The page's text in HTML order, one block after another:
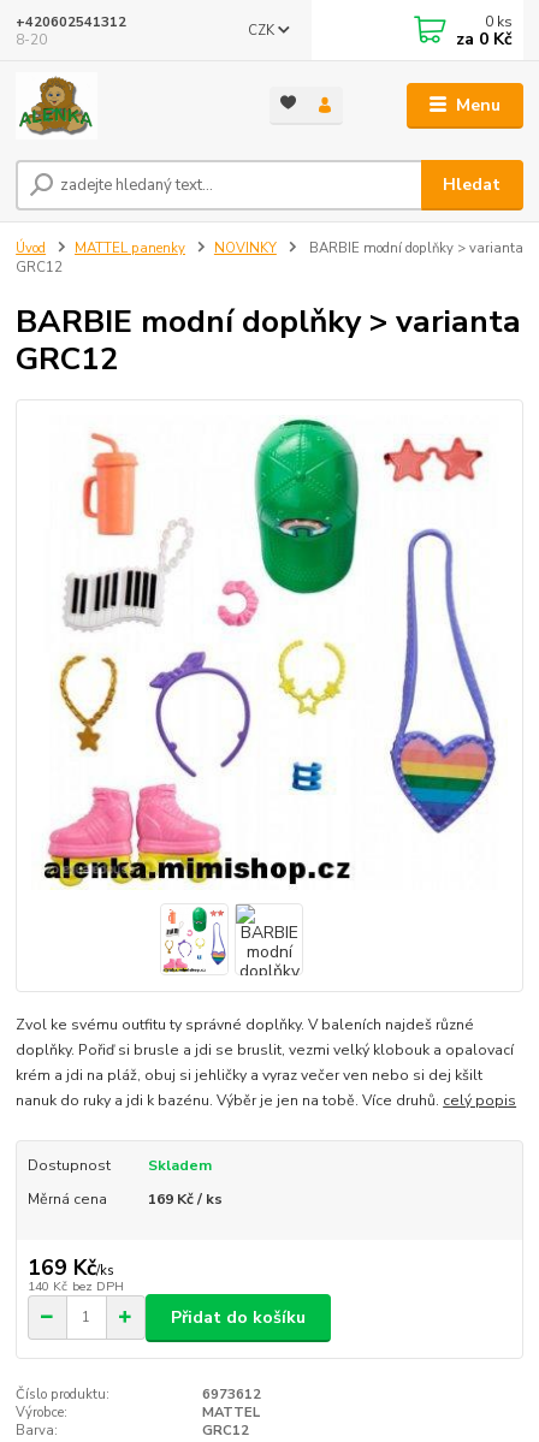
Menu
CZK
Hledat
+420602541312
8-20
0 ks
za 0 Kč
Úvod MATTEL panenky NOVINKY
BARBIE modní doplňky > varianta
GRC12
BARBIE modní doplňky > varianta
GRC12
Zvol ke svému outfitu ty správné doplňky. V baleních najdeš různé
doplňky. Pořiď si brusle a jdi se bruslit, vezmi velký klobouk a opalovací
krém a jdi na pláž, obuj si jehličky a vyraz večer ven nebo si dej kšilt
nanuk do ruky a jdi k bazénu. Výběr je jen na tobě. Více druhů. celý popis
Dostupnost
Skladem
Měrná cena
169 Kč / ks
169 Kč/ks
140 Kč bez DPH
Přidat do košíku
Číslo produktu:
6973612
Výrobce:
MATTEL
Barva:
GRC12